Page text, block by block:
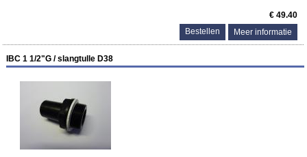
€ 49.40
Meer informatie
IBC 1 1/2"G / slangtulle D38